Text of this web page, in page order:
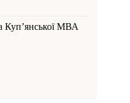
Купʼянської МВА